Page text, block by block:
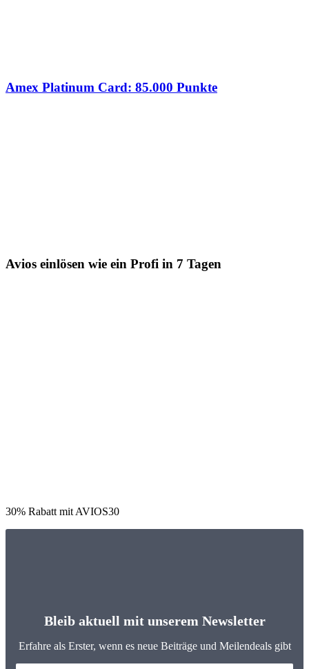
Amex Platinum Card: 85.000 Punkte
Avios einlösen wie ein Profi in 7 Tagen
30% Rabatt mit AVIOS30
Bleib aktuell mit unserem Newsletter
Erfahre als Erster, wenn es neue Beiträge und Meilendeals gibt